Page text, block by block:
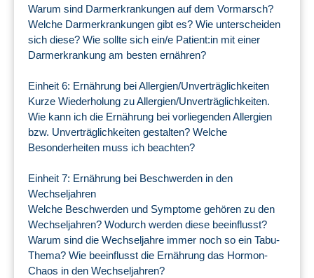
Warum sind Darmerkrankungen auf dem Vormarsch?
Welche Darmerkrankungen gibt es? Wie unterscheiden
sich diese? Wie sollte sich ein/e Patient:in mit einer
Darmerkrankung am besten ernähren?
Einheit 6: Ernährung bei Allergien/Unverträglichkeiten
Kurze Wiederholung zu Allergien/Unverträglichkeiten.
Wie kann ich die Ernährung bei vorliegenden Allergien
bzw. Unverträglichkeiten gestalten? Welche
Besonderheiten muss ich beachten?
Einheit 7: Ernährung bei Beschwerden in den
Wechseljahren
Welche Beschwerden und Symptome gehören zu den
Wechseljahren? Wodurch werden diese beeinflusst?
Warum sind die Wechseljahre immer noch so ein Tabu-
Thema? Wie beeinflusst die Ernährung das Hormon-
Chaos in den Wechseljahren?